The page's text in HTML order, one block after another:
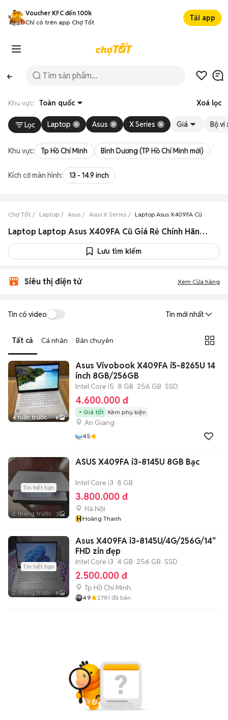
Voucher KFC đến 100k
Chỉ có trên app Chợ Tốt
Tải app
Khu vực: Toàn quốc Xoá lọc
Lọc Laptop Asus X Series Giá Bộ vi
Khu vực: Tp Hồ Chí Minh Bình Dương (TP Hồ Chí Minh mới)
Kích cỡ màn hình: 13 - 14.9 inch
Chợ Tốt Laptop Asus Asus X Series Laptop Asus X409FA Cũ
Laptop Laptop Asus X409FA Cũ Giá Rẻ Chính Hãng 08/2026
Lưu tìm kiếm
Siêu thị điện tử Xem Cửa hàng
Tin có video Tin mới nhất
Tất cả Cá nhân Bán chuyên
4 tuần trước 6
Asus Vivobook X409FA i5-8265U 14
inch 8GB/256GB
Intel Core i5 8 GB 256 GB SSD
4.600.000 đ
Giá tốt Kèm phụ kiện
An Giang
4.5
Tin hết hạn
2 tháng trước 3
ASUS X409FA i3-8145U 8GB Bạc
Intel Core i3 8 GB
3.800.000 đ
Hà Nội
HHoàng Thanh
Tin hết hạn
2 tháng trước 6
Asus X409FA i3-8145U/4G/256G/14"
FHD zin đẹp
Intel Core i3 4 GB 256 GB SSD
2.500.000 đ
Tp Hồ Chí Minh
4.9 2781 đã bán